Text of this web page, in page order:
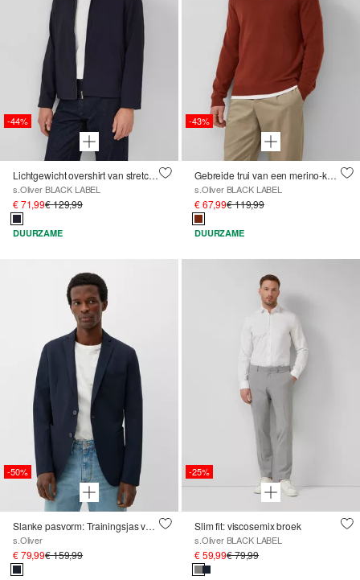
-44%
Lichtgewicht overshirt van stretchstof
s.Oliver BLACK LABEL
€ 71,99€ 129,99
DUURZAME
-43%
Gebreide trui van een merino-kasjmier mix
s.Oliver BLACK LABEL
€ 67,99€ 119,99
DUURZAME
-50%
Slanke pasvorm: Trainingsjas van stretch jersey
s.Oliver
€ 79,99€ 159,99
-25%
Slim fit: viscosemix broek
s.Oliver BLACK LABEL
€ 59,99€ 79,99